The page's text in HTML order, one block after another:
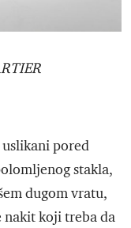
pored
stakla,
dugom vratu,
nakit koji treba da